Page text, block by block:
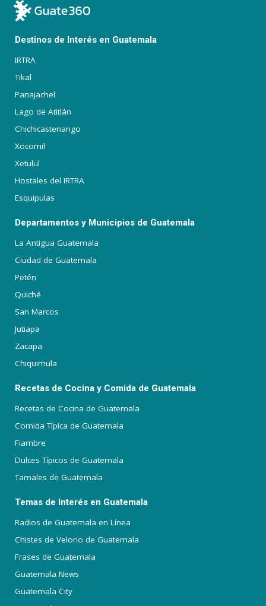
Destinos de Interés en Guatemala
IRTRA
Tikal
Panajachel
Lago de Atitlán
Chichicastenango
Xocomil
Xetulul
Hostales del IRTRA
Esquipulas
Departamentos y Municipios de Guatemala
La Antigua Guatemala
Ciudad de Guatemala
Petén
Quiché
San Marcos
Jutiapa
Zacapa
Chiquimula
Recetas de Cocina y Comida de Guatemala
Recetas de Cocina de Guatemala
Comida Típica de Guatemala
Fiambre
Dulces Típicos de Guatemala
Tamales de Guatemala
Temas de Interés en Guatemala
Radios de Guatemala en Línea
Chistes de Velorio de Guatemala
Frases de Guatemala
Guatemala News
Guatemala City